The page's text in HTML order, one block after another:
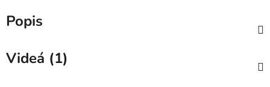
Popis
Videá (1)